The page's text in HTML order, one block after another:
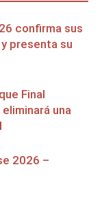
confirma sus
presenta su
Final
una
2026 –